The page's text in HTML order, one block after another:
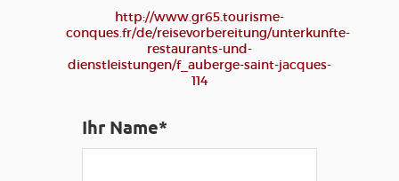
AUSWAHL
DE
http://www.gr65.tourisme-
conques.fr/de/reisevorbereitung/unterkunfte-
restaurants-und-
dienstleistungen/f_auberge-saint-jacques-
114
Ihr Name*